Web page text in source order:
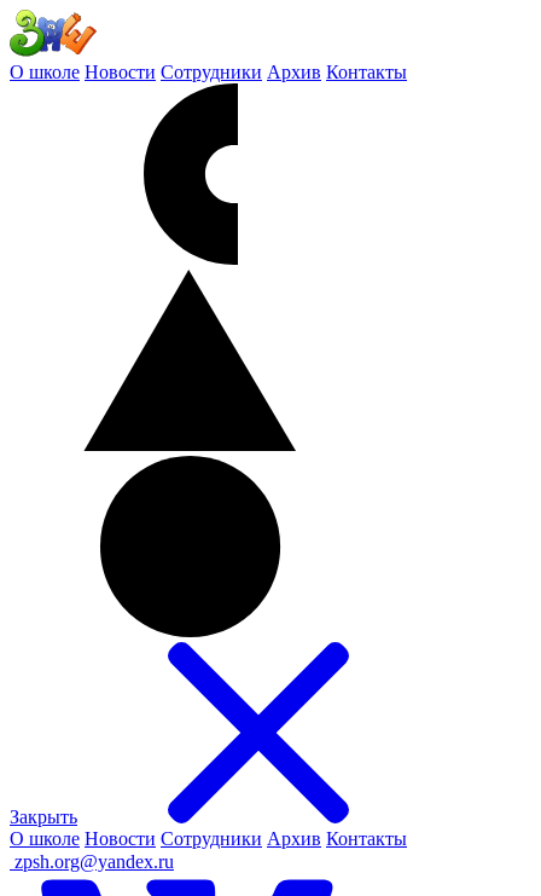
О школе Новости Сотрудники Архив Контакты
Закрыть
О школе Новости Сотрудники Архив Контакты
zpsh.org@yandex.ru